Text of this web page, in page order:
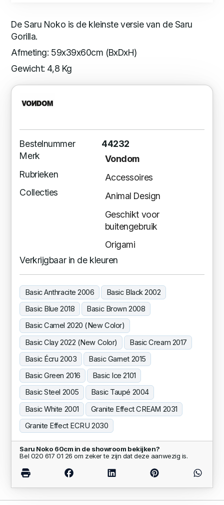
De Saru Noko is de kleinste versie van de Saru
Gorilla.
Afmeting: 59x39x60cm (BxDxH)
Gewicht: 4,8 Kg
Bestelnummer
44232
Merk
Vondom
Rubrieken
Accessoires
Collecties
Animal Design
Geschikt voor
buitengebruik
Origami
Verkrijgbaar in de kleuren
Basic Anthracite 2006
Basic Black 2002
Basic Blue 2018
Basic Brown 2008
Basic Camel 2020 (New Color)
Basic Clay 2022 (New Color)
Basic Cream 2017
Basic Écru 2003
Basic Garnet 2015
Basic Green 2016
Basic Ice 2101
Basic Steel 2005
Basic Taupé 2004
Basic White 2001
Granite Effect CREAM 2031
Granite Effect ECRU 2030
Saru Noko 60cm in de showroom bekijken?
Bel 020 617 01 26 om zeker te zijn dat deze aanwezig is.